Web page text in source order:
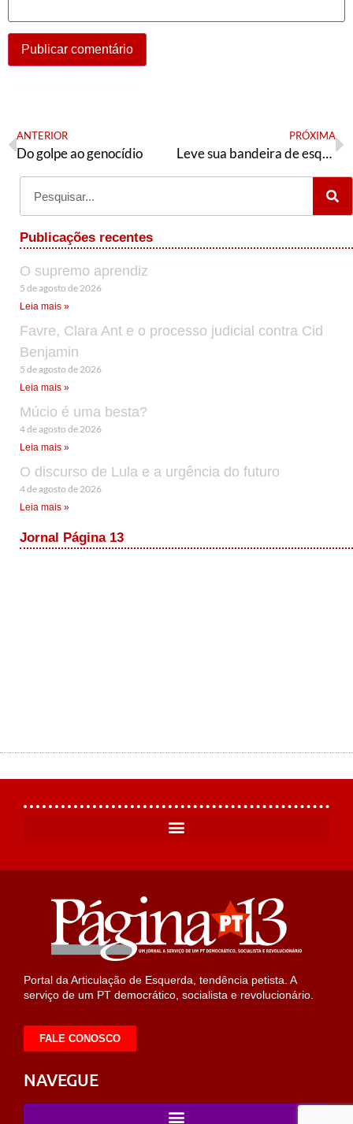
ANTERIOR
Do golpe ao genocídio
PRÓXIMA
Leve sua bandeira de esquerda e seu grito de Fora Bolsonaro
Publicações recentes
O supremo aprendiz
5 de agosto de 2026
Leia mais »
Favre, Clara Ant e o processo judicial contra Cid
Benjamin
5 de agosto de 2026
Leia mais »
Múcio é uma besta?
4 de agosto de 2026
Leia mais »
O discurso de Lula e a urgência do futuro
4 de agosto de 2026
Leia mais »
Jornal Página 13
Portal da Articulação de Esquerda, tendência petista. A
serviço de um PT democrático, socialista e revolucionário.
FALE CONOSCO
NAVEGUE